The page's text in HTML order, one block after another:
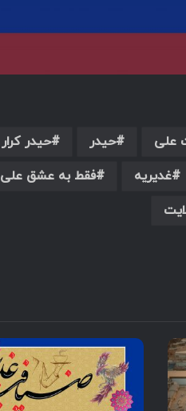
علی حیدر
حیدر کرار
غدیریه
فقط به عشق علی